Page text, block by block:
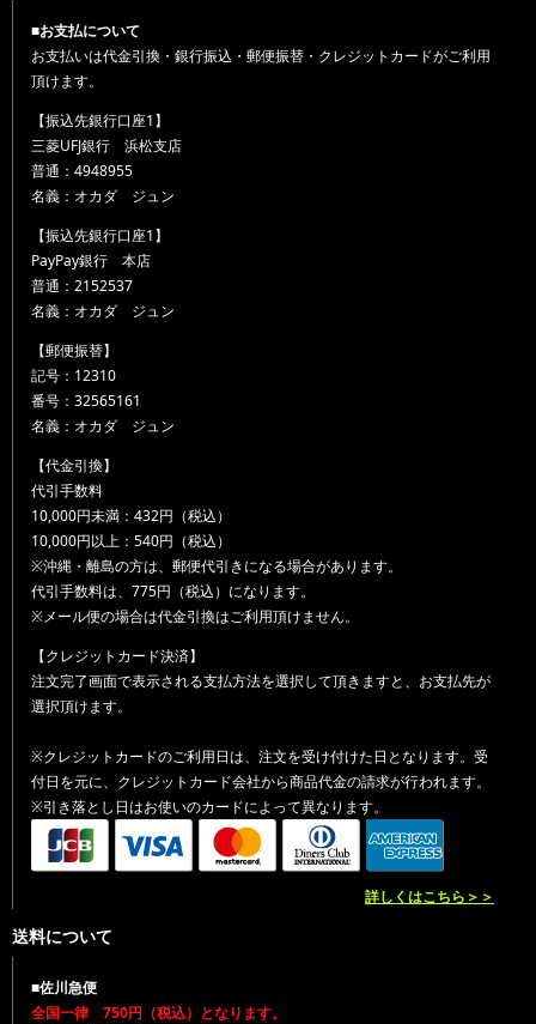
■お支払について
お支払いは代金引換・銀行振込・郵便振替・クレジットカードがご利用
頂けます。
【振込先銀行口座1】
三菱UFJ銀行 浜松支店
普通：4948955
名義：オカダ ジュン
【振込先銀行口座1】
PayPay銀行 本店
普通：2152537
名義：オカダ ジュン
【郵便振替】
記号：12310
番号：32565161
名義：オカダ ジュン
【代金引換】
代引手数料
10,000円未満：432円（税込）
10,000円以上：540円（税込）
※沖縄・離島の方は、郵便代引きになる場合があります。
代引手数料は、775円（税込）になります。
※メール便の場合は代金引換はご利用頂けません。
【クレジットカード決済】
注文完了画面で表示される支払方法を選択して頂きますと、お支払先が
選択頂けます。
※クレジットカードのご利用日は、注文を受け付けた日となります。受
付日を元に、クレジットカード会社から商品代金の請求が行われます。
※引き落とし日はお使いのカードによって異なります。
詳しくはこちら＞＞
送料について
■佐川急便
全国一律 750円（税込）となります。